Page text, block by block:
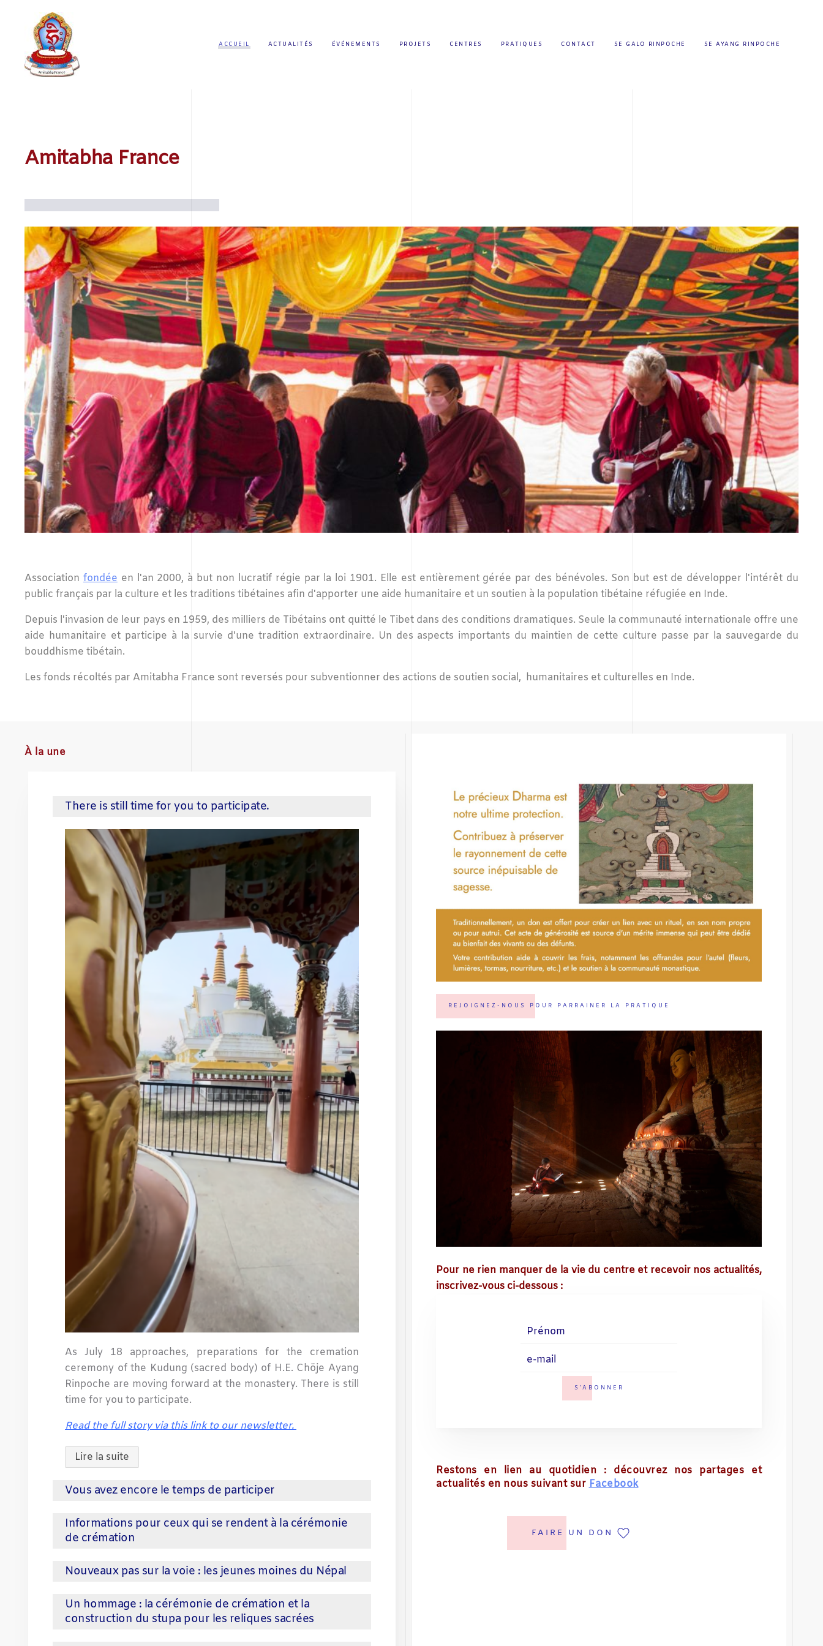
ACCUEIL ACTUALITÉS ÉVÉNEMENTS PROJETS CENTRES PRATIQUES CONTACT SE GALO RINPOCHE SE AYANG RINPOCHE
Amitabha France
Association fondée en l'an 2000, à but non lucratif régie par la loi 1901. Elle est entièrement gérée par des bénévoles. Son but est de développer l'intérêt du
public français par la culture et les traditions tibétaines afin d'apporter une aide humanitaire et un soutien à la population tibétaine réfugiée en Inde.
Depuis l'invasion de leur pays en 1959, des milliers de Tibétains ont quitté le Tibet dans des conditions dramatiques. Seule la communauté internationale offre une
aide humanitaire et participe à la survie d'une tradition extraordinaire. Un des aspects importants du maintien de cette culture passe par la sauvegarde du
bouddhisme tibétain.
Les fonds récoltés par Amitabha France sont reversés pour subventionner des actions de soutien social, humanitaires et culturelles en Inde.
À la une
There is still time for you to participate.
As July 18 approaches, preparations for the cremation
ceremony of the Kudung (sacred body) of H.E. Chöje Ayang
Rinpoche are moving forward at the monastery. There is still
time for you to participate.
Read the full story via this link to our newsletter.
Lire la suite
Vous avez encore le temps de participer
Informations pour ceux qui se rendent à la cérémonie
de crémation
Nouveaux pas sur la voie : les jeunes moines du Népal
Un hommage : la cérémonie de crémation et la
construction du stupa pour les reliques sacrées
REJOIGNEZ-NOUS POUR PARRAINER LA PRATIQUE
Pour ne rien manquer de la vie du centreet recevoir nos actualités,
inscrivez-vous ci-dessous :
Restons en lien au quotidien : découvrez nos partages et
actualités en nous suivant sur Facebook
FAIRE UN DON